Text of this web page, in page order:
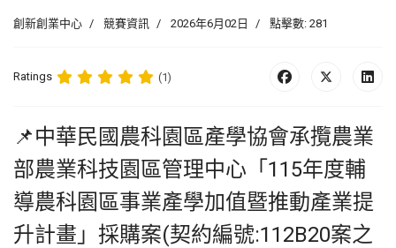
創新創業中心 競賽資訊 2026年6月02日 點擊數: 281
Ratings (1)
📌中華民國農科園區產學協會承攬農業
部農業科技園區管理中心「115年度輔
導農科園區事業產學加值暨推動產業提
升計畫」採購案(契約編號:112B20案之